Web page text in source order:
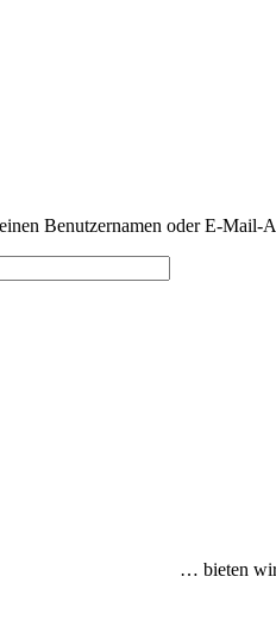
Benutzernamen oder E-
… bieten wir